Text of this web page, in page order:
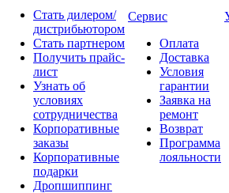
Стать дилером/
дистрибьютором
Стать партнером
Получить прайс-
лист
Узнать об
условиях
сотрудничества
Корпоративные
заказы
Корпоративные
подарки
Дропшиппинг
Сервис
Оплата
Доставка
Условия
гарантии
Заявка на
ремонт
Возврат
Программа
лояльности